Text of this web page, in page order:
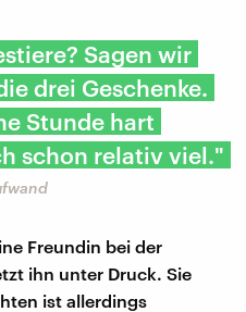
Sagen wir
drei Geschenke.
Stunde hart
schon relativ viel."
Freundin bei der
ihn unter Druck. Sie
ist allerdings